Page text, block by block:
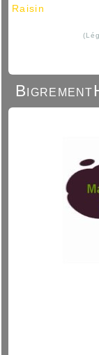
Raisin